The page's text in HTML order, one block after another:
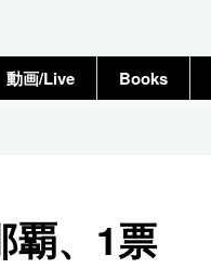
動画/Live Books
、1票